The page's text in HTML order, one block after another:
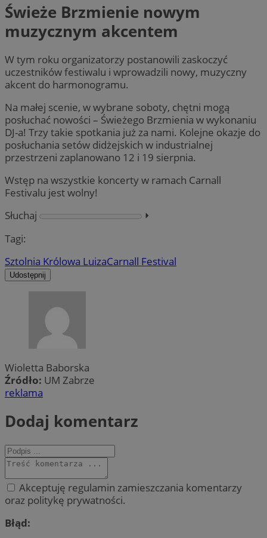
Świeże Brzmienie nowym
muzycznym akcentem
W tym roku organizatorzy postanowili zaskoczyć
uczestników festiwalu i wprowadzili nowy, muzyczny
akcent do harmonogramu.
Na małej scenie, w wybrane soboty, chętni mogą
posłuchać nowości – Świeżego Brzmienia w wykonaniu
DJ-a! Trzy takie spotkania już za nami. Kolejne okazje do
posłuchania setów didżejskich w industrialnej
przestrzeni zaplanowano 12 i 19 sierpnia.
Wstęp na wszystkie koncerty w ramach Carnall
Festivalu jest wolny!
Słuchaj
⏵︎
Tagi:
Sztolnia Królowa LuizaCarnall Festival
Udostępnij
Wioletta Baborska
Źródło: UM Zabrze
reklama
Dodaj komentarz
Akceptuję regulamin zamieszczania komentarzy
oraz politykę prywatności.
Błąd: